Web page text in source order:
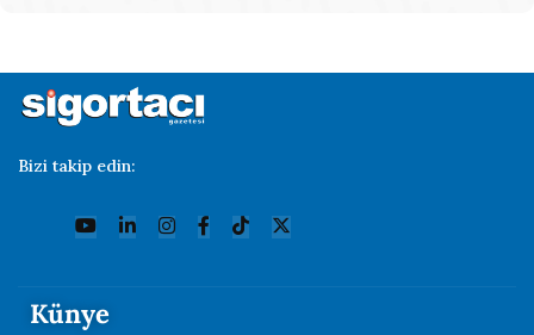
Bizi takip edin:
Künye